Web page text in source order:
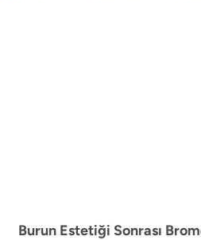
Burun Estetiği Sonrası